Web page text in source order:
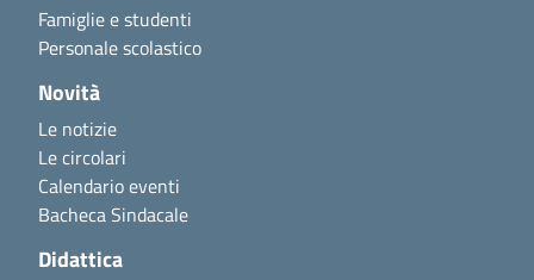
Famiglie e studenti
Personale scolastico
Novità
Le notizie
Le circolari
Calendario eventi
Bacheca Sindacale
Didattica